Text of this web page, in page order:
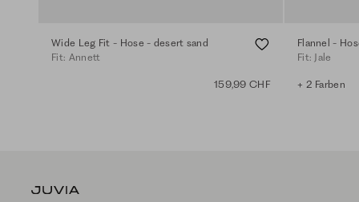
Wide Leg Fit - Hose - desert sand
Fit: Annett
159,99 CHF
Flannel -
Fit: Jale
+ 2 Farben